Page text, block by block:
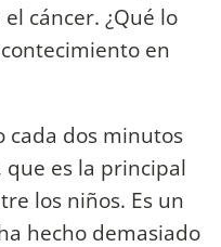
cáncer. ¿Qué lo
en
dos minutos
es la principal
los niños. Es un
hecho demasiado